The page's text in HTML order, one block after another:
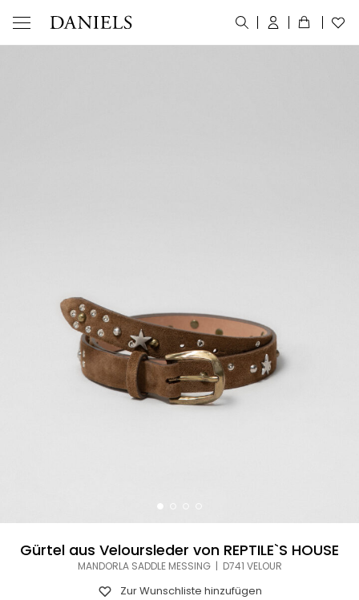
Gürtel aus Veloursleder von REPTILE`S HOUSE
MANDORLA SADDLE MESSING | D741 VELOUR
Zur Wunschliste hinzufügen